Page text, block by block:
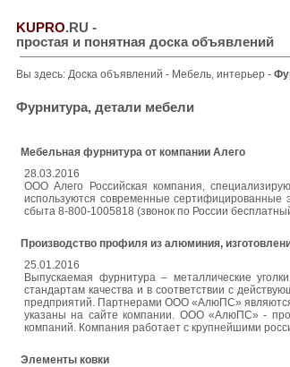
KUPRO.RU -
простая и понятная доска объявлений
Вы здесь: Доска объявлений - Мебель, интерьер -
Фурнитура, детали мебели
Мебельная фурнитура от компании Алего
28.03.2016
ООО Алего Российская компания,
используются современные сертифицированные
сбыта 8-800-1005818 (звонок по России
Производство профиля из алюминия,
25.01.2016
Выпускаемая фурнитура – металлические
стандартам качества и в соответствии с
предприятий. Партнерами ООО «АлюПС» являются
указаны на сайте компании. ООО «АлюПС» -
компаний. Компания работает с крупнейшими
Элементы ковки